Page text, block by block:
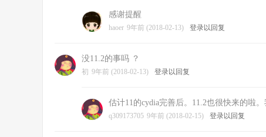
感谢提醒
haoer 9年前 (2018-02-13) 登录以回复
没11.2的事吗 ？
初 9年前 (2018-02-13) 登录以回复
估计11的cydia完善后。11.2也很快来的啦。
q309173705 9年前 (2018-02-15) 登录以回复